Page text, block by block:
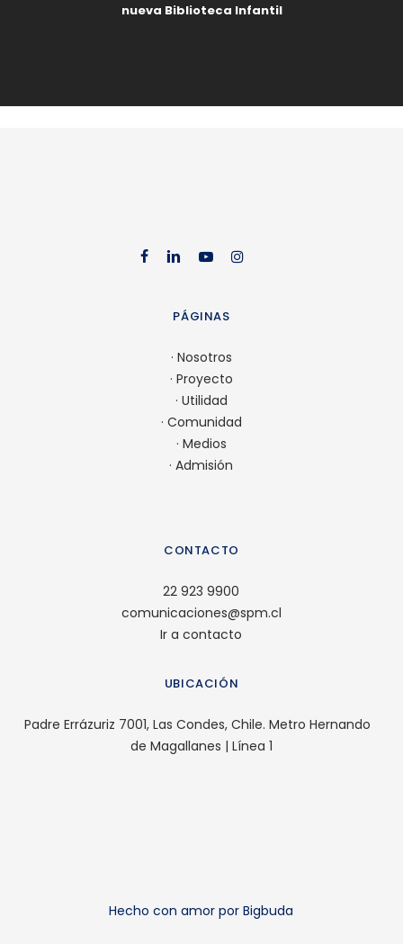
nueva Biblioteca Infantil
facebook
linkedin
youtube
PÁGINAS
· Nosotros
· Proyecto
· Utilidad
· Comunidad
· Medios
·Admisión
CONTACTO
22 923 9900
comunicaciones@spm.cl
Ir a contacto
UBICACIÓN
Padre Errázuriz 7001, Las Condes, Chile. Metro Hernando
de Magallanes | Línea 1
Hecho con amor por Bigbuda